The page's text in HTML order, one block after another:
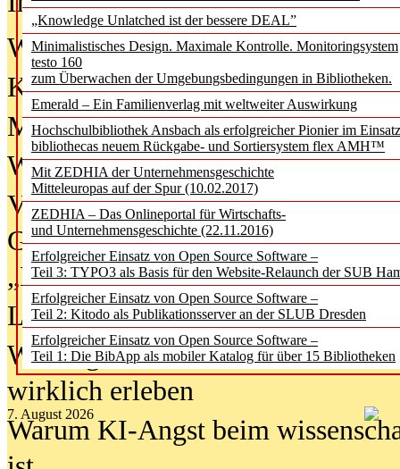
„Knowledge Unlatched ist der bessere DEAL”
Minimalistisches Design. Maximale Kontrolle. Monitoringsystem
testo 160
zum Überwachen der Umgebungsbedingungen in Bibliotheken.
Emerald – Ein Familienverlag mit weltweiter Auswirkung
Hochschulbibliothek Ansbach als erfolgreicher Pionier im
bibliothecas neuem Rückgabe- und Sortiersystem flex AMH™
Mit ZEDHIA der Unternehmensgeschichte
Mitteleuropas auf der Spur (10.02.2017)
ZEDHIA – Das Onlineportal für Wirtschafts-
und Unternehmensgeschichte (22.11.2016)
Erfolgreicher Einsatz von Open Source Software –
Teil 3: TYPO3 als Basis für den Website-Relaunch der SUB
Erfolgreicher Einsatz von Open Source Software –
Teil 2: Kitodo als Publikationsserver an der SLUB Dresden
Erfolgreicher Einsatz von Open Source Software –
Teil 1: Die BibApp als mobiler Katalog für über 15 Bibliotheken
7. August 2026
Was Hochschul­bibliotheken von
Kinder in der digitalen Welt
Metadaten als Infrastruktur
Wenn Bots katalogisieren
Von Abschlusskleidern bis
Geisterjagd-Ausrüstung in der
„Library of Things“ unterwegs
Lesen als Infrastrukturaufgabe
Wie Jugendliche Social Media
wirklich erleben
Warum KI-Angst beim